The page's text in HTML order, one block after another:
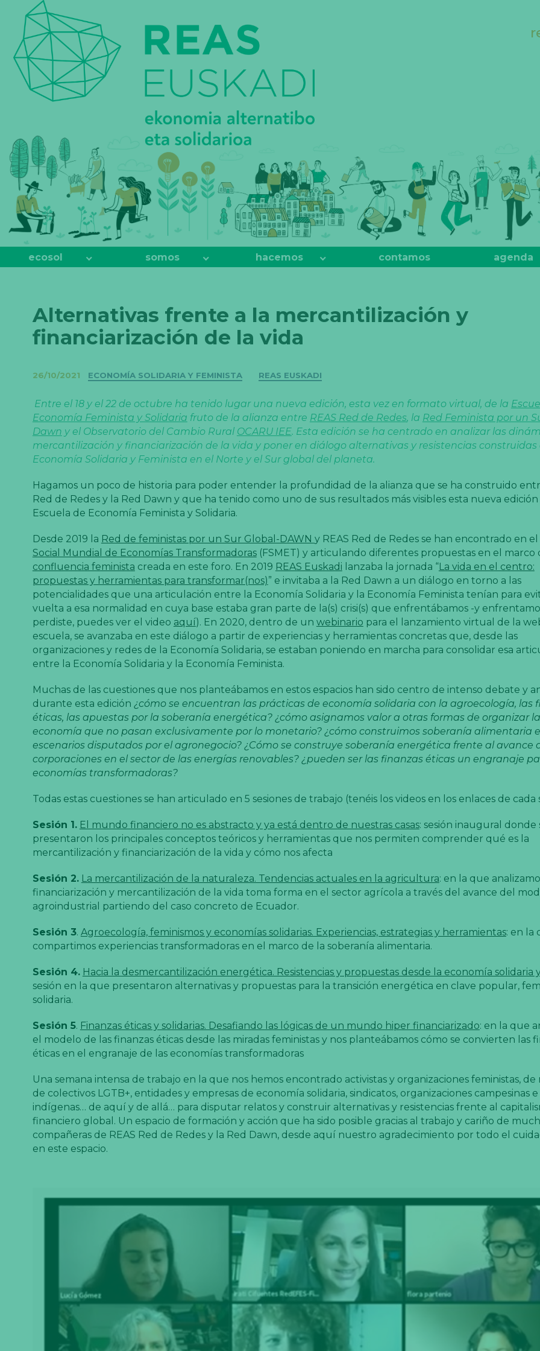
REAS
EUSKADI
ecosol somos hacemos contamos agenda
Alternativas frente a la mercantilización y
financiarización de la vida
26/10/2021 Categorías
ECONOMÍA SOLIDARIA Y FEMINISTA REAS EUSKADI
Entre el 18 y el 22 de octubre ha tenido lugar una nueva edición, esta vez en formato virtual, de la
Economía Feminista y Solidaria fruto de la alianza entre REAS Red de Redes, la Red Feminista por un
Dawn y el Observatorio del Cambio Rural OCARU IEE. Esta edición se ha centrado en analizar las
mercantilización y financiarización de la vida y poner en diálogo alternativas y resistencias construidas
Economía Solidaria y Feminista en el Norte y el Sur global del planeta.
Hagamos un poco de historia para poder entender la profundidad de la alianza que se ha construido
Red de Redes y la Red Dawn y que ha tenido como uno de sus resultados más visibles esta nueva edición
Escuela de Economía Feminista y Solidaria.
Desde 2019 la Red de feministas por un Sur Global-DAWN y REAS Red de Redes se han encontrado en el
Social Mundial de Economías Transformadoras(FSMET) y articulando diferentes propuestas en el marco
confluencia feminista creada en este foro. En 2019 REAS Euskadi lanzaba la jornada “La vida en el centro:
propuestas y herramientas para transformar(nos)” e invitaba a la Red Dawn a un diálogo en torno a las
potencialidades que una articulación entre la Economía Solidaria y la Economía Feminista tenían para
vuelta a esa normalidad en cuya base estaba gran parte de la(s) crisi(s) que enfrentábamos -y
perdiste, puedes ver el video aquí). En 2020, dentro de un webinario para el lanzamiento virtual de la
escuela, se avanzaba en este diálogo a partir de experiencias y herramientas concretas que, desde las
organizaciones y redes de la Economía Solidaria, se estaban poniendo en marcha para consolidar esa
entre la Economía Solidaria y la Economía Feminista.
Muchas de las cuestiones que nos planteábamos en estos espacios han sido centro de intenso debate y
durante esta edición ¿cómo se encuentran las prácticas de economía solidaria con la agroecología, las
éticas, las apuestas por la soberanía energética? ¿cómo asignamos valor a otras formas de organizar la
economía que no pasan exclusivamente por lo monetario? ¿cómo construimos soberanía alimentaria
escenarios disputados por el agronegocio? ¿Cómo se construye soberanía energética frente al avance
corporaciones en el sector de las energías renovables? ¿pueden ser las finanzas éticas un engranaje
economías transformadoras?
Todas estas cuestiones se han articulado en 5 sesiones de trabajo (tenéis los videos en los enlaces de cada
Sesión 1. El mundo financiero no es abstracto y ya está dentro de nuestras casas: sesión inaugural donde
presentaron los principales conceptos teóricos y herramientas que nos permiten comprender qué es la
mercantilización y financiarización de la vida y cómo nos afecta
Sesión 2. La mercantilización de la naturaleza. Tendencias actuales en la agricultura: en la que
financiarización y mercantilización de la vida toma forma en el sector agrícola a través del avance del
agroindustrial partiendo del caso concreto de Ecuador.
Sesión 3. Agroecología, feminismos y economías solidarias. Experiencias, estrategias y herramientas: en la
compartimos experiencias transformadoras en el marco de la soberanía alimentaria.
Sesión 4. Hacia la desmercantilización energética. Resistencias y propuestas desde la economía solidaria
sesión en la que presentaron alternativas y propuestas para la transición energética en clave popular,
solidaria.
Sesión 5. Finanzas éticas y solidarias. Desafiando las lógicas de un mundo hiper financiarizado: en la que
el modelo de las finanzas éticas desde las miradas feministas y nos planteábamos cómo se convierten las
éticas en el engranaje de las economías transformadoras
Una semana intensa de trabajo en la que nos hemos encontrado activistas y organizaciones feministas, de
de colectivos LGTB+, entidades y empresas de economía solidaria, sindicatos, organizaciones campesinas e
indígenas… de aquí y de allá… para disputar relatos y construir alternativas y resistencias frente al
financiero global. Un espacio de formación y acción que ha sido posible gracias al trabajo y cariño de
compañeras de REAS Red de Redes y la Red Dawn, desde aquí nuestro agradecimiento por todo el
en este espacio.